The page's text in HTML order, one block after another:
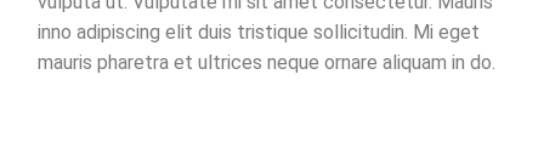
inno adipiscing elit duis tristique sollicitudin. Mi eget
mauris pharetra et ultrices neque ornare aliquam in do.